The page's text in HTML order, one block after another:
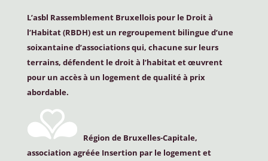
L’asbl Rassemblement Bruxellois pour le Droit à
l’Habitat (RBDH) est un regroupement bilingue d’une
soixantaine d’associations qui, chacune sur leurs
terrains, défendent le droit à l’habitat et œuvrent
pour un accès à un logement de qualité à prix
abordable.
Région de Bruxelles-Capitale,
association agréée Insertion par le logement et